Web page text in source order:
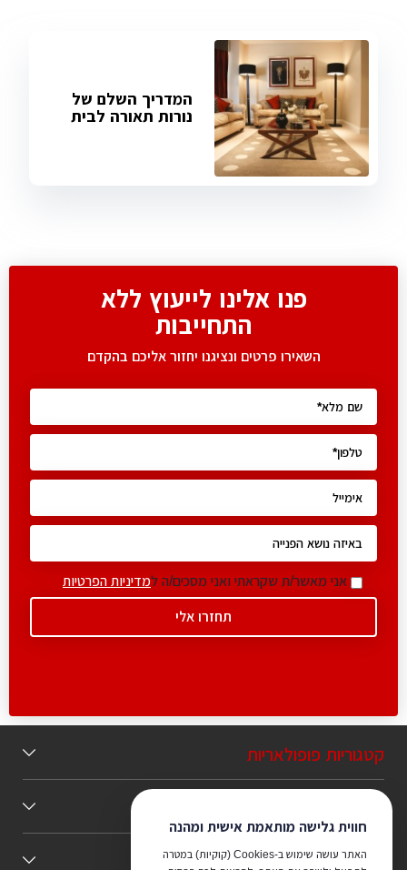
המדריך השלם של
נורות תאורה לבית
פנו אלינו לייעוץ ללא
התחייבות
השאירו פרטים ונציגנו יחזור אליכם בהקדם
אני מאשר/ת שקראתי ואני מסכים/ה למדיניות הפרטיות
חווית גלישה מותאמת אישית ומהנה
האתר עושה שימוש ב-Cookies (קוקיות) במטרה
קטגוריות פופולאריות
כללי